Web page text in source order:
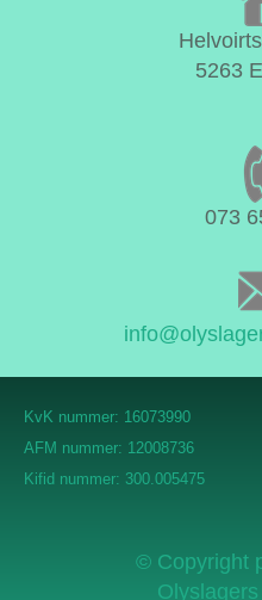
5263
073
KvK nummer: 16073990
AFM nummer: 12008736
Kifid nummer: 300.005475
© Copyright